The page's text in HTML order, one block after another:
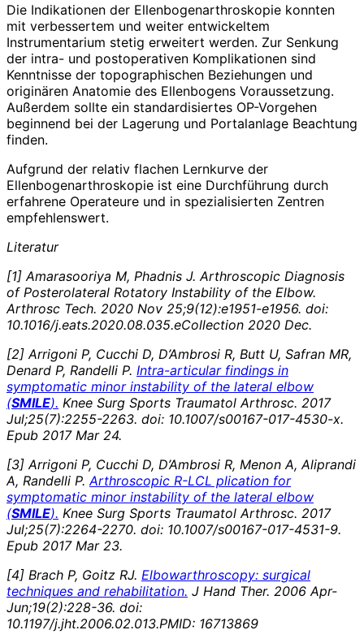
Die Indikationen der Ellenbogenarthroskopie konnten
mit verbessertem und weiter entwickeltem
Instrumentarium stetig erweitert werden. Zur Senkung
der intra- und postoperativen Komplikationen sind
Kenntnisse der topographischen Beziehungen und
originären Anatomie des Ellenbogens Voraussetzung.
Außerdem sollte ein standar­disiertes OP-Vorgehen
beginnend bei der Lagerung und Portalanlage Beachtung
finden.
Aufgrund der relativ flachen Lernkurve der
Ellenbogenarthroskopie ist eine Durchführung durch
erfahrene Operateure und in spezialisierten Zentren
empfehlenswert.
Literatur
[1] Amarasooriya M, Phadnis J. Arthroscopic Diagnosis
of Posterolateral Rotatory Instability of the Elbow.
Arthrosc Tech. 2020 Nov 25;9(12):e1951-e1956. doi:
10.1016/j.eats.2020.08.035.eCollection 2020 Dec.
[2] Arrigoni P, Cucchi D, D’Ambrosi R, Butt U, Safran MR,
Denard P, Randelli P. Intra-articular findings in
symptomatic minor instability of the lateral elbow
(SMILE). Knee Surg Sports Traumatol Arthrosc. 2017
Jul;25(7):2255-2263. doi: 10.1007/s00167-017-4530-x.
Epub 2017 Mar 24.
[3] Arrigoni P, Cucchi D, D’Ambrosi R, Menon A, Aliprandi
A, Randelli P. Arthroscopic R-LCL plication for
symptomatic minor instability of the lateral elbow
(SMILE). Knee Surg Sports Traumatol Arthrosc. 2017
Jul;25(7):2264-2270. doi: 10.1007/s00167-017-4531-9.
Epub 2017 Mar 23.
[4] Brach P, Goitz RJ. Elbowarthroscopy: surgical
techniques and rehabilitation. J Hand Ther. 2006 Apr-
Jun;19(2):228-36. doi:
10.1197/j.jht.2006.02.013.PMID: 16713869